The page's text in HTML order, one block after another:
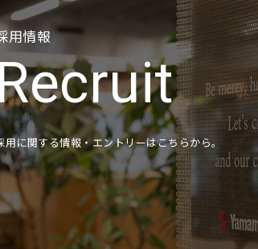
管
品
機器
ス
ス
よくあるご質問
各種ダウンロード
各種ダウンロード
該⾮判定書について
用情報
用に関する情報・エントリーはこちらから。